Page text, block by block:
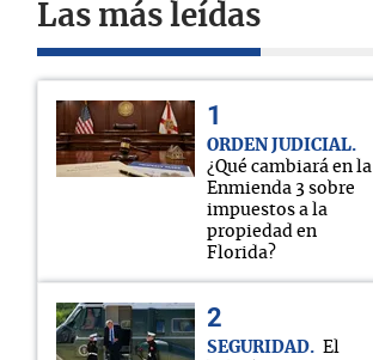
Las más leídas
ORDEN JUDICIAL
¿Qué cambiará en la
Enmienda 3 sobre
impuestos a la
propiedad en
Florida?
SEGURIDAD
El